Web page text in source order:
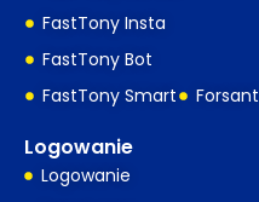
FastTony Insta
FastTony Bot
FastTony Smart
Forsant
Logowanie
Logowanie